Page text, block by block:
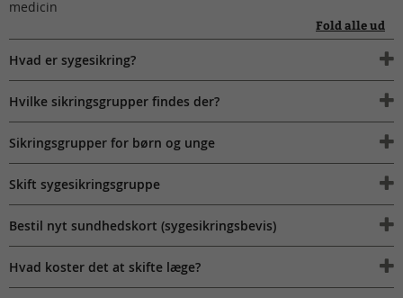
medicin
Fold alle ud
Hvad er sygesikring?
Hvilke sikringsgrupper findes der?
Sikringsgrupper for børn og unge
Skift sygesikringsgruppe
Bestil nyt sundhedskort (sygesikringsbevis)
Hvad koster det at skifte læge?